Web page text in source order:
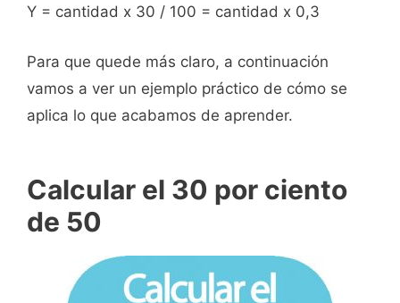
Y = cantidad x 30 / 100 = cantidad x 0,3
Para que quede más claro, a continuación
vamos a ver un ejemplo práctico de cómo se
aplica lo que acabamos de aprender.
Calcular el 30 por ciento
de 50